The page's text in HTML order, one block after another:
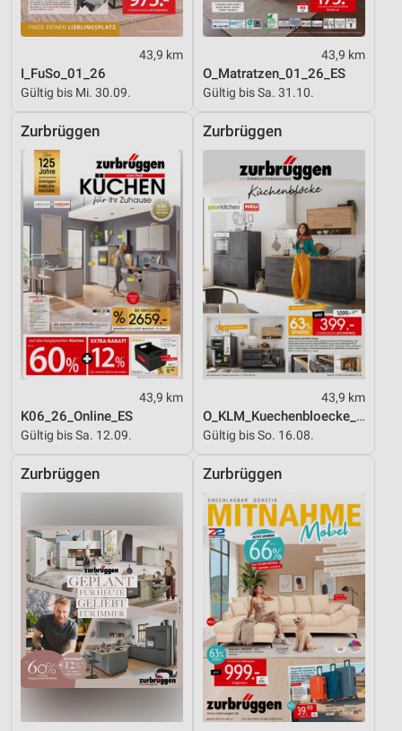
43,9 km
I_FuSo_01_26
Gültig bis Mi. 30.09.
43,9 km
O_Matratzen_01_26_ES
Gültig bis Sa. 31.10.
Zurbrüggen
43,9 km
K06_26_Online_ES
Gültig bis Sa. 12.09.
Zurbrüggen
43,9 km
O_KLM_Kuechenbloecke_01_26_ES
Gültig bis So. 16.08.
Zurbrüggen Zurbrüggen
Entwicklung und Verbesserung der Angebote
Verwendung reduzierter Daten zur Auswahl von
Inhalten
Verwendung genauer Standortdaten
Geräte anhand von aktiv angeforderten
Informationen identifizieren
Nicht-IAB-Verarbeitungszwecke:
Notwendig
Performance
Funktional
Werbung